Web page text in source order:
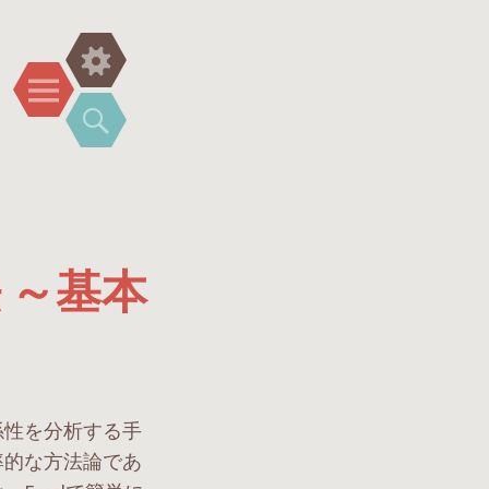
メ
ニ
ウ
ィ
ジ
ェ
検
索
基本
を分析する手
な方法論であ